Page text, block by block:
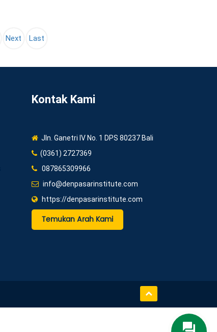
Next Last
Kontak Kami
Jln. Ganetri IV No. 1 DPS 80237 Bali
(0361) 2727369
087865309966
info@denpasarinstitute.com
https://denpasarinstitute.com
Temukan Arah Kami